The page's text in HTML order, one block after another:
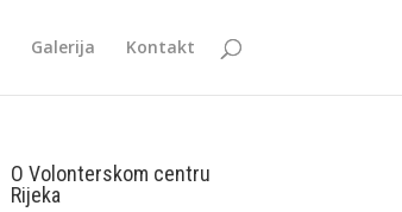
Galerija Kontakt
O Volonterskom centru
Rijeka